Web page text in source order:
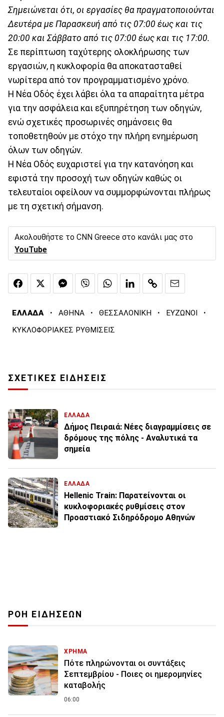
Σημειώνεται ότι, οι εργασίες θα πραγματοποιούνται
Δευτέρα με Παρασκευή από τις 07:00 έως και τις
20:00 και Σάββατο από τις 07:00 έως και τις 17:00.
Σε περίπτωση ταχύτερης ολοκλήρωσης των
εργασιών, η κυκλοφορία θα αποκατασταθεί
νωρίτερα από τον προγραμματισμένο χρόνο.
Η Νέα Οδός έχει λάβει όλα τα απαραίτητα μέτρα
για την ασφάλεια και εξυπηρέτηση των οδηγών,
ενώ σχετικές προσωρινές σημάνσεις θα
τοποθετηθούν με στόχο την πλήρη ενημέρωση
όλων των οδηγών.
Η Νέα Οδός ευχαριστεί για την κατανόηση και
εφιστά την προσοχή των οδηγών καθώς οι
τελευταίοι οφείλουν να συμμορφώνονται πλήρως
με τη σχετική σήμανση.
Ακολουθήστε το CNN Greece στο κανάλι μας στο
YouTube
ΕΛΛΑΔΑ · ΑΘΗΝΑ · ΘΕΣΣΑΛΟΝΙΚΗ · ΕΥΖΩΝΟΙ ·
ΚΥΚΛΟΦΟΡΙΑΚΕΣ ΡΥΘΜΙΣΕΙΣ
ΣΧΕΤΙΚΕΣ ΕΙΔΗΣΕΙΣ
ΕΛΛΑΔΑ
Δήμος Πειραιά: Νέες διαγραμμίσεις σε
δρόμους της πόλης - Αναλυτικά τα
σημεία
ΕΛΛΑΔΑ
Hellenic Train: Παρατείνονται οι
κυκλοφοριακές ρυθμίσεις στον
Προαστιακό Σιδηρόδρομο Αθηνών
ΡΟΗ ΕΙΔΗΣΕΩΝ
ΧΡΗΜΑ
Πότε πληρώνονται οι συντάξεις
Σεπτεμβρίου - Ποιες οι ημερομηνίες
καταβολής
06:00